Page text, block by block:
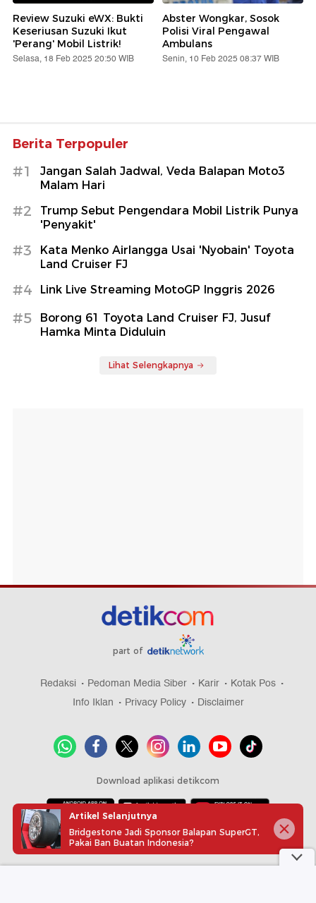
Review Suzuki eWX: Bukti
Keseriusan Suzuki Ikut
'Perang' Mobil Listrik!
Selasa, 18 Feb 2025 20:50 WIB
Abster Wongkar, Sosok
Polisi Viral Pengawal
Ambulans
Senin, 10 Feb 2025 08:37 WIB
Berita Terpopuler
#1
Jangan Salah Jadwal, Veda Balapan Moto3
Malam Hari
#2
Trump Sebut Pengendara Mobil Listrik Punya
'Penyakit'
#3
Kata Menko Airlangga Usai 'Nyobain' Toyota
Land Cruiser FJ
#4 Link Live Streaming MotoGP Inggris 2026
#5
Borong 61 Toyota Land Cruiser FJ, Jusuf
Hamka Minta Diduluin
Lihat Selengkapnya
part of
Redaksi Pedoman Media Siber Karir
Kotak Pos
Info Iklan
Privacy Policy Disclaimer
Download aplikasi detikcom
Copyright @ 2026 detikcom, All right reserved
Artikel Selanjutnya
Bridgestone Jadi Sponsor Balapan SuperGT,
Pakai Ban Buatan Indonesia?